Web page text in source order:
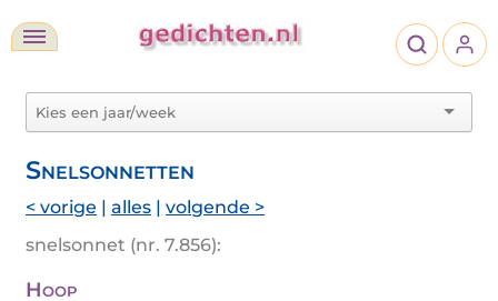
Snelsonnetten
< vorige | alles | volgende >
snelsonnet (nr. 7.856):
Hoop